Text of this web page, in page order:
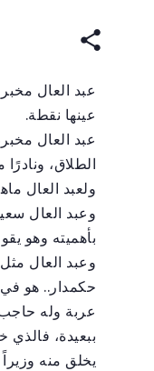
عبد العال
عينها نقطة.
عبد العال
الطلاق، ونادرًا
ولعبد العال
وعبد العال
بأهميته وهو
وعبد العال
حكمدار.. هو في
عربة وله
ببعيدة،
يخلق منه وزيراً